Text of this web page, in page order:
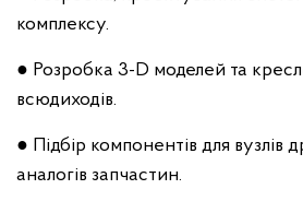
комплексу.
● Розробка 3-D моделей та
всюдиходів.
● Підбір компонентів для вузлів
аналогів запчастин.